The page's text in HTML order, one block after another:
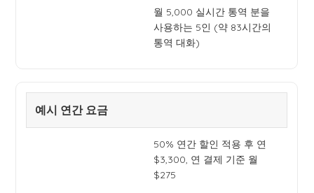
월 5,000 실시간 통역 분을
사용하는 5인 (약 83시간의
통역 대화)
예시 연간 요금
50% 연간 할인 적용 후 연
$3,300, 연 결제 기준 월
$275